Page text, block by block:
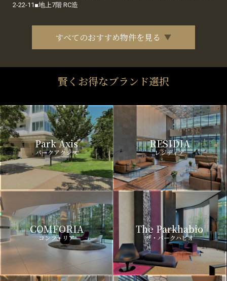
2-22-11■地上7階 RC造
すべてのおすすめ物件を見る
賢くお得なブランド選択
Park Axis
パークアクシス
RESIDIA
レジディア
COMFORIA
コンフォリア
The Parkhabio
ザ・パークハビオ